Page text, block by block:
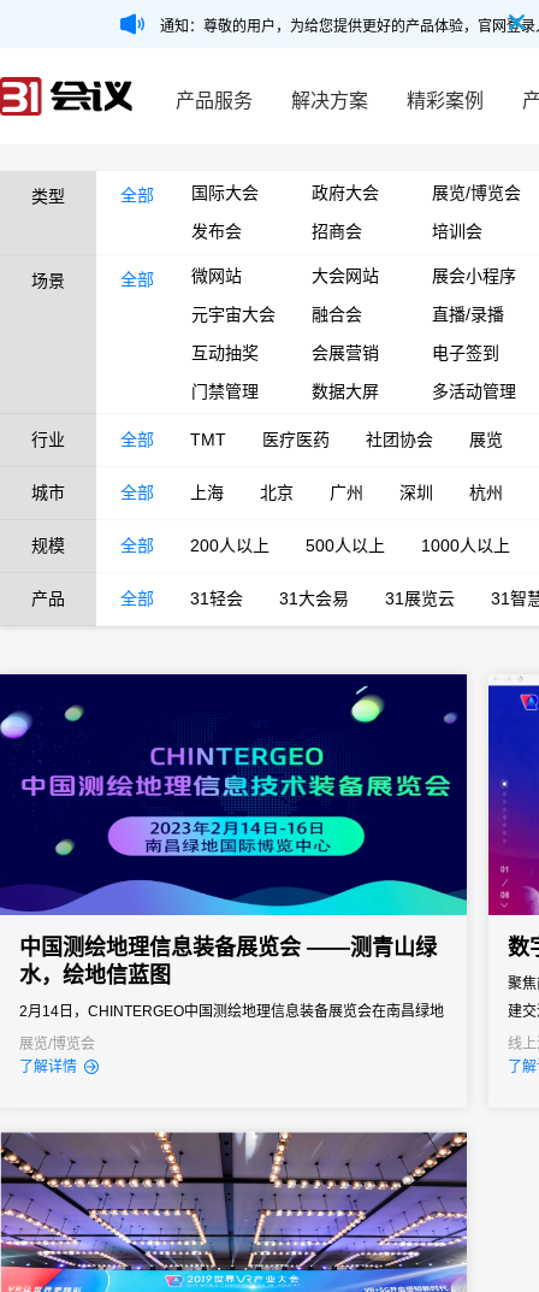
通知：尊敬的用户，为给您提供更好的产品体验，官网登
产品服务 解决方案 精彩案例
类型 全部 国际大会 政府大会
展览/博览会
发布会
招商会 培训会
场景 全部 微网站 大会网站
展会小程序
元宇宙大会
融合会
直播/录播
互动抽奖
会展营销
电子签到
门禁管理
数据大屏 多活动管理
行业 全部 TMT 医疗医药 社团协会 展览
城市 全部 上海 北京 广州 深圳 杭州
规模 全部 200人以上 500人以上 1000人以上
产品 全部 31轻会 31大会易 31展览云 31智
中国测绘地理信息装备展览会 ——测青山绿
水，绘地信蓝图
2月14日，CHINTERGEO中国测绘地理信息装备展览会在南昌绿地
国际博览中心盛大开幕。本届展会以“迎接N+地信新时代”为主题，
展览面积30000平米，吸引了来自国内外测绘地理信息行业300余个
展览/博览会
了解详情
数
聚
建
会。
线
了